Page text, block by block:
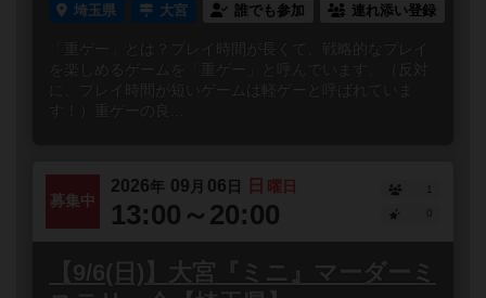
埼玉県 大宮 誰でも参加 連れ添い登録
「重ゲー」とは？プレイ時間が長くて、戦略的なプレイ
を楽しめるゲームを「重ゲー」と呼んでいます。（反対
に、プレイ時間が短いゲームは軽ゲーと呼ばれていま
す！）重ゲーの良...
募集中
2026年 09 月 06 日 日 曜日
13:00～20:00
1
【9/6(日)】大宮『ミニ』マーダーミ